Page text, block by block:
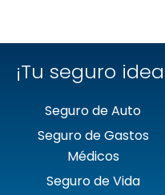
¡Tu seguro
Seguro de Auto
Seguro de Gastos
Médicos
Seguro de Vida